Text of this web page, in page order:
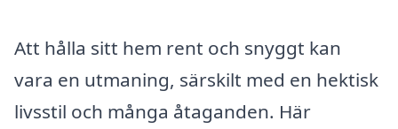
Att hålla sitt hem rent och snyggt kan
vara en utmaning, särskilt med en hektisk
livsstil och många åtaganden. Här